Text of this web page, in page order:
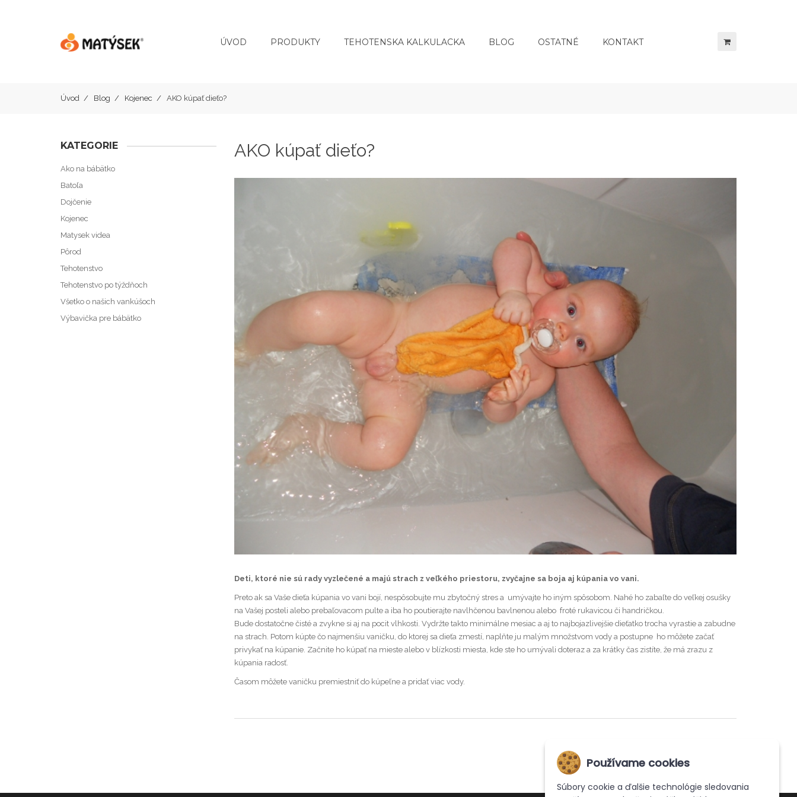
ÚVOD PRODUKTY TEHOTENSKA KALKULACKA BLOG OSTATNÉ KONTAKT
Úvod Blog Kojenec AKO kúpať dieťo?
KATEGORIE
Ako na bábätko
Batoľa
Dojčenie
Kojenec
Matysek videa
Pôrod
Tehotenstvo
Tehotenstvo po týždňoch
Všetko o našich vankúšoch
Výbavička pre bábätko
AKO kúpať dieťo?
Deti, ktoré nie sú rady vyzlečené a majú strach z veľkého priestoru, zvyčajne sa boja aj kúpania vo vani.
Preto ak sa Vaše dieťa kúpania vo vani bojí, nespôsobujte mu zbytočný stres a umývajte ho iným spôsobom. Nahé ho zabaľte do veľkej osušky
na Vašej posteli alebo prebaľovacom pulte a iba ho poutierajte navlhčenou bavlnenou alebo froté rukavicou či handričkou.
Bude dostatočne čisté a zvykne si aj na pocit vlhkosti. Vydržte takto minimálne mesiac a aj to najbojazlivejšie dieťatko trocha vyrastie a zabudne
na strach. Potom kúpte čo najmenšiu vaničku, do ktorej sa dieťa zmestí, naplňte ju malým množstvom vody a postupne ho môžete začať
privykať na kúpanie. Začnite ho kúpať na mieste alebo v blízkosti miesta, kde ste ho umývali doteraz a za krátky čas zistíte, že má zrazu z
kúpania radosť.
Časom môžete vaničku premiestniť do kúpeľne a pridať viac vody.
Používame cookies
Súbory cookie a ďalšie technológie sledovania